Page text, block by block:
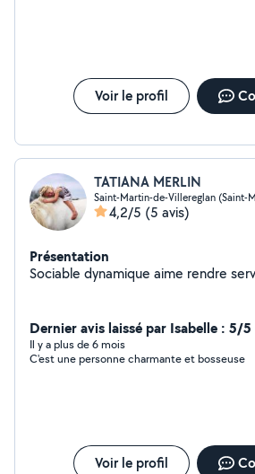
Voir le profil
TATIANA MERLIN
Saint-Martin-de-Villereglan (Saint-
4,2/5 (5 avis)
Présentation
Sociable dynamique aime rendre
Dernier avis laissé par Isabelle : 5/5
Il y a plus de 6 mois
C'est une personne charmante et bosseuse
Voir le profil